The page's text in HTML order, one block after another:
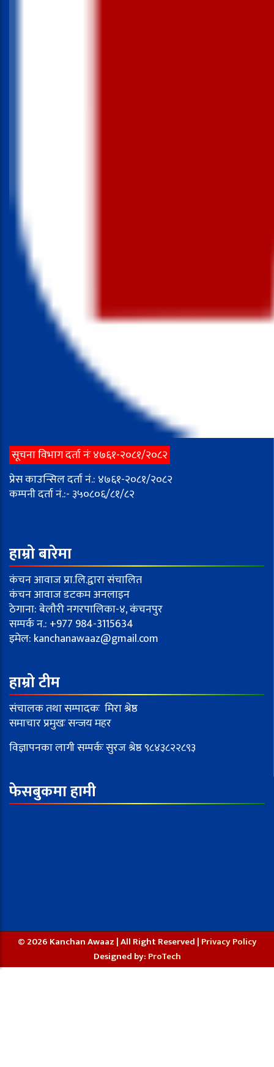
सूचना विभाग दर्ता नंः ४७६१-२०८१/२०८२
प्रेस काउन्सिल दर्ता नं.: ४७६१-२०८१/२०८२
कम्पनी दर्ता नं.:- ३५०८०६/८१/८२
हाम्रो बारेमा
कंचन आवाज प्रा.लि.द्वारा संचालित
कंचन आवाज डटकम अनलाइन
ठेगाना: बेलौरी नगरपालिका-४, कंचनपुर
सम्पर्क न.: +977 984-3115634
इमेल: kanchanawaaz@gmail.com
हाम्रो टीम
संचालक तथा सम्पादकः मिरा श्रेष्ठ
समाचार प्रमुखः सन्जय महर
विज्ञापनका लागी सम्पर्कः सुरज श्रेष्ठ ९८४३८२२८९३
फेसबुकमा हामी
© 2026 Kanchan Awaaz | All Right Reserved | Privacy Policy
Designed by: ProTech